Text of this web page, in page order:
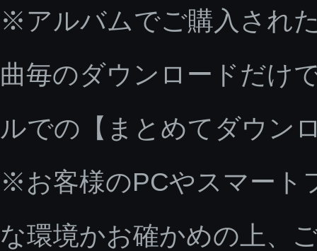
※アルバムでご購入され
曲毎のダウンロードだけ
ルでの【まとめてダウン
※お客様のPCやスマート
な環境かお確かめの上、